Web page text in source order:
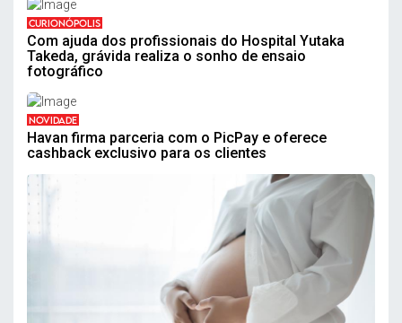
CURIONÓPOLIS
Com ajuda dos profissionais do Hospital Yutaka
Takeda, grávida realiza o sonho de ensaio
fotográfico
NOVIDADE
Havan firma parceria com o PicPay e oferece
cashback exclusivo para os clientes